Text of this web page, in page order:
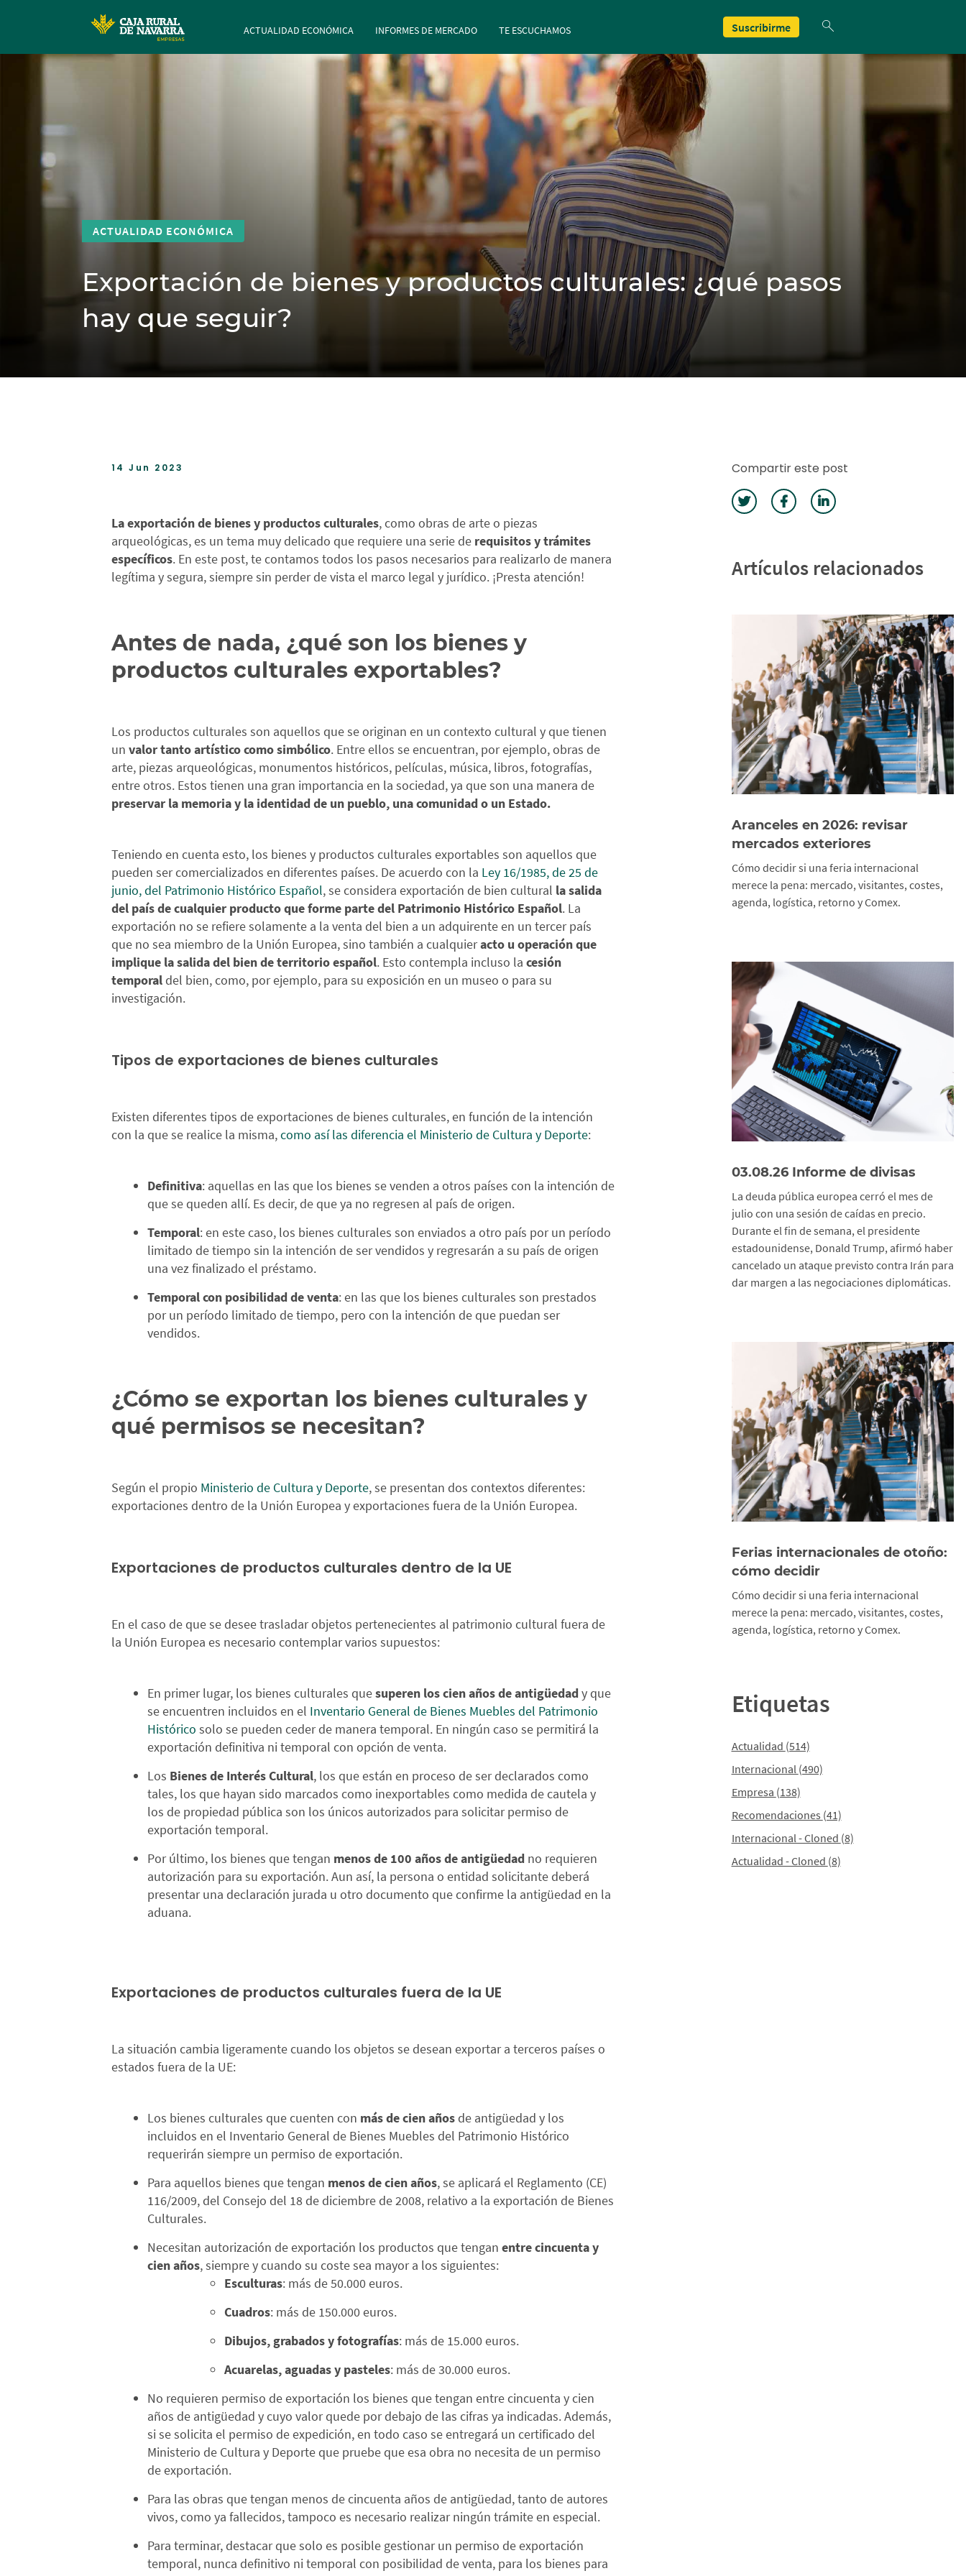
ACTUALIDAD ECONÓMICA INFORMES DE MERCADO TE ESCUCHAMOS Suscribirme
ACTUALIDAD ECONÓMICA
Exportación de bienes y productos culturales: ¿qué pasos
hay que seguir?
14 Jun 2023
La exportación de bienes y productos culturales, como obras de arte o piezas
arqueológicas, es un tema muy delicado que requiere una serie de requisitos y trámites
específicos. En este post, te contamos todos los pasos necesarios para realizarlo de manera
legítima y segura, siempre sin perder de vista el marco legal y jurídico. ¡Presta atención!
Antes de nada, ¿qué son los bienes y
productos culturales exportables?
Los productos culturales son aquellos que se originan en un contexto cultural y que tienen
un valor tanto artístico como simbólico. Entre ellos se encuentran, por ejemplo, obras de
arte, piezas arqueológicas, monumentos históricos, películas, música, libros, fotografías,
entre otros. Estos tienen una gran importancia en la sociedad, ya que son una manera de
preservar la memoria y la identidad de un pueblo, una comunidad o un Estado.
Teniendo en cuenta esto, los bienes y productos culturales exportables son aquellos que
pueden ser comercializados en diferentes países. De acuerdo con la Ley 16/1985, de 25 de
junio, del Patrimonio Histórico Español, se considera exportación de bien cultural la salida
del país de cualquier producto que forme parte del Patrimonio Histórico Español. La
exportación no se refiere solamente a la venta del bien a un adquirente en un tercer país
que no sea miembro de la Unión Europea, sino también a cualquieracto u operación que
implique la salida del bien de territorio español. Esto contempla incluso la cesión
temporaldel bien, como, por ejemplo, para su exposición en un museo o para su
investigación.
Tipos de exportaciones de bienes culturales
Existen diferentes tipos de exportaciones de bienes culturales, en función de la intención
con la que se realice la misma,como así las diferencia el Ministerio de Cultura y Deporte:
Definitiva: aquellas en las que los bienes se venden a otros países con la intención de
que se queden allí. Es decir, de que ya no regresen al país de origen.
Temporal: en este caso, los bienes culturales son enviados a otro país por un período
limitado de tiempo sin la intención de ser vendidos y regresarán a su país de origen
una vez finalizado el préstamo.
Temporal con posibilidad de venta: en las que los bienes culturales son prestados
por un período limitado de tiempo, pero con la intención de que puedan ser
vendidos.
¿Cómo se exportan los bienes culturales y
qué permisos se necesitan?
Según el propio Ministerio de Cultura y Deporte, se presentan dos contextos diferentes:
exportaciones dentro de la Unión Europea y exportaciones fuera de la Unión Europea.
Exportaciones de productos culturales dentro de la UE
En el caso de que se desee trasladar objetos pertenecientes al patrimonio cultural fuera de
la Unión Europea es necesario contemplar varios supuestos:
En primer lugar, los bienes culturales quesuperen los cien años de antigüedady que
se encuentren incluidos en el Inventario General de Bienes Muebles del Patrimonio
Histórico solo se pueden ceder de manera temporal. En ningún caso se permitirá la
exportación definitiva ni temporal con opción de venta.
Los Bienes de Interés Cultural, los que están en proceso de ser declarados como
tales, los que hayan sido marcados como inexportables como medida de cautela y
los de propiedad pública son los únicos autorizados para solicitar permiso de
exportación temporal.
Por último, los bienes que tengan menos de 100 años de antigüedad no requieren
autorización para su exportación. Aun así, la persona o entidad solicitante deberá
presentar una declaración jurada u otro documento que confirme la antigüedad en la
aduana.
Exportaciones de productos culturales fuera de la UE
La situación cambia ligeramente cuando los objetos se desean exportar a terceros países o
estados fuera de la UE:
Los bienes culturales que cuenten con más de cien añosde antigüedad y los
incluidos en el Inventario General de Bienes Muebles del Patrimonio Histórico
requerirán siempre un permiso de exportación.
Para aquellos bienes que tengan menos de cien años, se aplicará el Reglamento (CE)
116/2009, del Consejo del 18 de diciembre de 2008, relativo a la exportación de Bienes
Culturales.
Necesitan autorización de exportación los productos que tengan entre cincuenta y
cien años, siempre y cuando su coste sea mayor a los siguientes:
Esculturas: más de 50.000 euros.
Cuadros: más de 150.000 euros.
Dibujos, grabados y fotografías: más de 15.000 euros.
Acuarelas, aguadas y pasteles: más de 30.000 euros.
No requieren permiso de exportación los bienes que tengan entre cincuenta y cien
años de antigüedad y cuyo valor quede por debajo de las cifras ya indicadas. Además,
si se solicita el permiso de expedición, en todo caso se entregará un certificado del
Ministerio de Cultura y Deporte que pruebe que esa obra no necesita de un permiso
de exportación.
Para las obras que tengan menos de cincuenta años de antigüedad, tanto de autores
vivos, como ya fallecidos, tampoco es necesario realizar ningún trámite en especial.
Para terminar, destacar que solo es posible gestionar un permiso de exportación
temporal, nunca definitivo ni temporal con posibilidad de venta, para los bienes para
Compartir este post
Artículos relacionados
Aranceles en 2026: revisar
mercados exteriores
Cómo decidir si una feria internacional
merece la pena: mercado, visitantes, costes,
agenda, logística, retorno y Comex.
03.08.26 Informe de divisas
La deuda pública europea cerró el mes de
julio con una sesión de caídas en precio.
Durante el fin de semana, el presidente
estadounidense, Donald Trump, afirmó haber
cancelado un ataque previsto contra Irán para
dar margen a las negociaciones diplomáticas.
Ferias internacionales de otoño:
cómo decidir
Cómo decidir si una feria internacional
merece la pena: mercado, visitantes, costes,
agenda, logística, retorno y Comex.
Etiquetas
Actualidad (514)
Internacional (490)
Empresa (138)
Recomendaciones (41)
Internacional - Cloned (8)
Actualidad - Cloned (8)